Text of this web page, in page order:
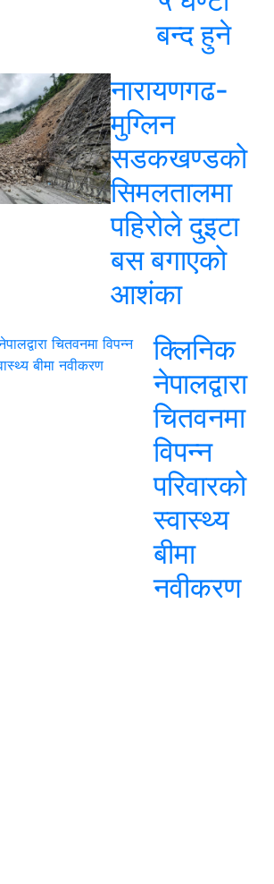
बन्द हुने
नारायणगढ-
मुग्लिन
सडकखण्डको
सिमलतालमा
पहिरोले दुइटा
बस बगाएको
आशंका
क्लिनिक
नेपालद्वारा
चितवनमा
विपन्न
परिवारको
स्वास्थ्य
बीमा
नवीकरण